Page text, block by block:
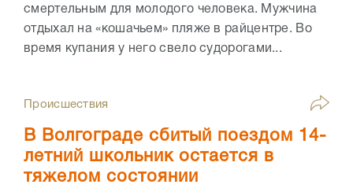
смертельным для молодого человека. Мужчина
отдыхал на «кошачьем» пляже в райцентре. Во
время купания у него свело судорогами...
Происшествия
В Волгограде сбитый поездом 14-
летний школьник остается в
тяжелом состоянии